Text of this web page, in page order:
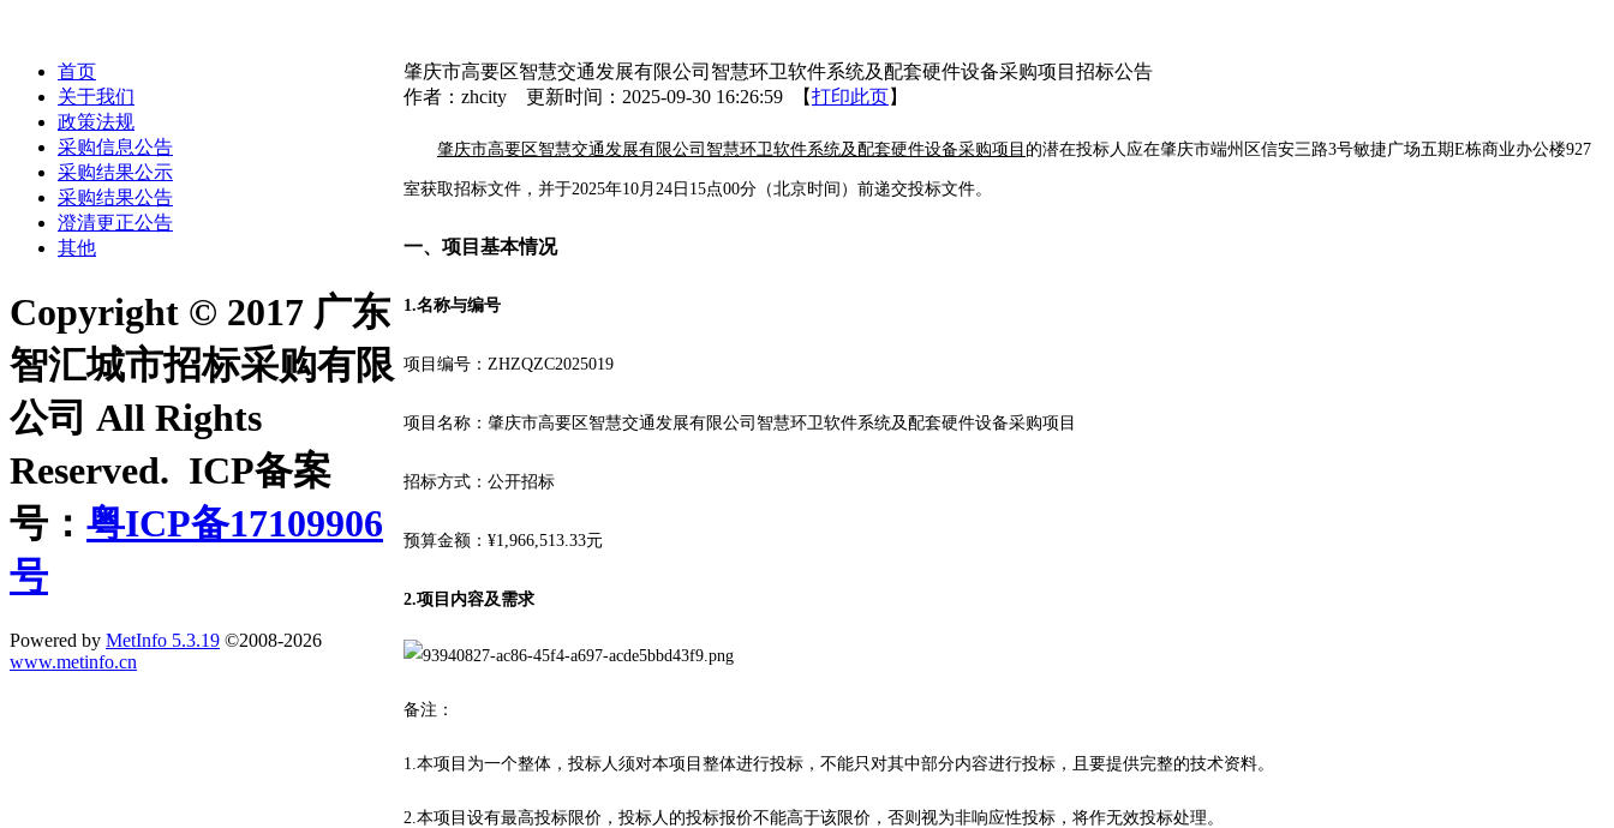
肇庆市高要区智慧交通发展有限公司智慧环卫软件系统及配套硬件设备采购项目招标公告
作者：zhcity 更新时间：2025-09-30 16:26:59 【打印此页】
肇庆市高要区智慧交通发展有限公司智慧环卫软件系统及配套硬件设备采购项目 的潜在投标人应在肇庆市端州区信安三路3号敏捷广场五期E栋商业办公楼927
室获取招标文件，并于2025年10月 24 日 15点00分（北京时间）前递交投标文件。
一、项目基本情况
1.名称与编号
项目编号： ZHZQZC2025019
项目名称： 肇庆市高要区智慧交通发展有限公司智慧环卫软件系统及配套硬件设备采购项目
招标方式：公开招标
预算金额： ¥1,966,513.33元
2.项目内容及需求
备注：
1.本项目为一个整体，投标人须对本项目整体进行投标，不能只对其中部分内容进行投标，且要提供完整的技术资料。
2.本项目设有最高投标限价，投标人的投标报价不能高于该限价，否则视为非响应性投标，将作无效投标处理。
首页
关于我们
政策法规
采购信息公告
采购结果公示
采购结果公告
澄清更正公告
其他
Copyright © 2017 广东
智汇城市招标采购有限
公司 All Rights
Reserved. ICP备案
号： 粤ICP备17109906
号
Powered by MetInfo 5.3.19 ©2008-2026
www.metinfo.cn